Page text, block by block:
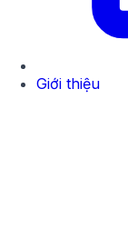
Giới thiệu